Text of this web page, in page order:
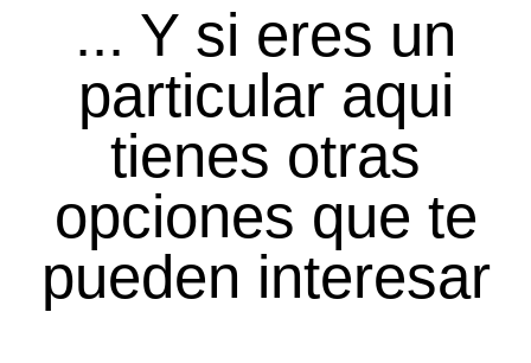
... Y si eres un
particular aqui
tienes otras
opciones que te
pueden interesar